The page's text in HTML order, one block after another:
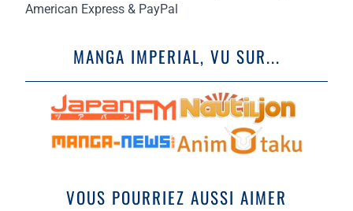
American Express & PayPal
MANGA IMPERIAL, VU SUR...
VOUS POURRIEZ AUSSI AIMER